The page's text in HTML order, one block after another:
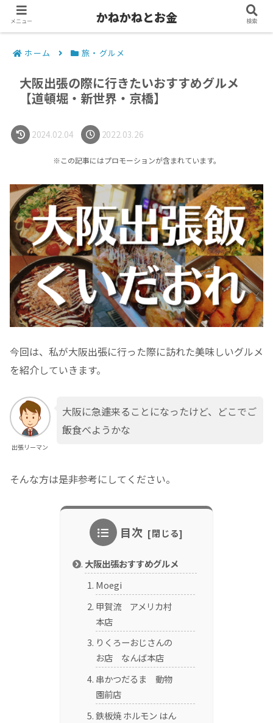
ホーム 旅・グルメ
大阪出張の際に行きたいおすすめグルメ
【道頓堀・新世界・京橋】
2024.02.04 2022.03.26
※この記事にはプロモーションが含まれています。
今回は、私が大阪出張に行った際に訪れた美味しいグルメ
を紹介していきます。
出張リーマン
大阪に急遽来ることになったけど、どこでご
飯食べようかな
そんな方は是非参考にしてください。
目次
大阪出張おすすめグルメ
Moegi
甲賀流 アメリカ村
本店
りくろーおじさんの
お店 なんば本店
串かつだるま 動物
園前店
鉄板焼 ホルモン はん
メニュー かねかねとお金 検索